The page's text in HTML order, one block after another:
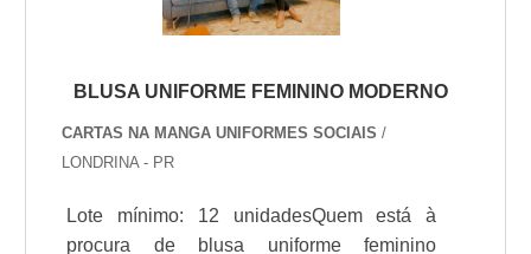
BLUSA UNIFORME FEMININO MODERNO
CARTAS NA MANGA UNIFORMES SOCIAIS/
LONDRINA - PR
Lote mínimo: 12 unidadesQuem está à
procura de blusa uniforme feminino